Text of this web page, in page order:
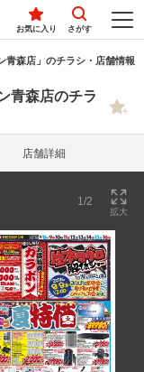
お気に入り さがす
青森店」のチラシ・店舗情報
青森店のチラ
店舗詳細
1/2
拡大